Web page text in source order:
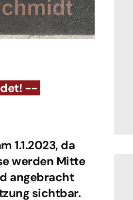
--
1.1.2023, da
werden Mitte
angebracht
sichtbar.